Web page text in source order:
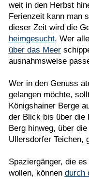
weit in den Herbst
Ferienzeit kann man
dieser Zeit wird die
heimgesucht. Wer
über das Meer
ausnahmsweise
Wer in den Genuss
gelangen möchte,
Königshainer Berge
der Blick bis über die
Berg hinweg, über
Ullersdorfer Teichen,
Spaziergänger, die
wollen, können durch